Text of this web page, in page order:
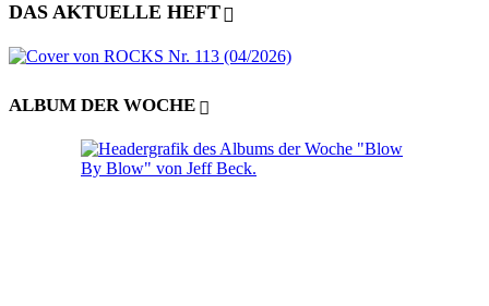
DAS AKTUELLE HEFT
ALBUM DER WOCHE